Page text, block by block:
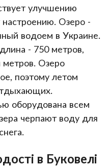
улучшению
Озеро -
водоем в Украине.
- 750 метров,
метров. Озеро
поэтому летом
оборудована всем
черпают воду для
в Буковелі